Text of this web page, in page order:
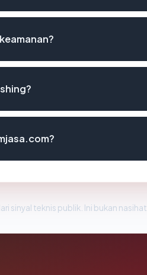
sinyal teknis publik. Ini bukan